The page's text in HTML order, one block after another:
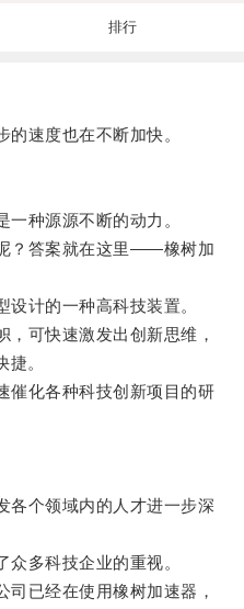
排行
速度也在不断加快。
种源源不断的动力。
答案就在这里——橡树加
计的一种高科技装置。
可快速激发出创新思维，
。
化各种科技创新项目的研
个领域内的人才进一步深
多科技企业的重视。
已经在使用橡树加速器，